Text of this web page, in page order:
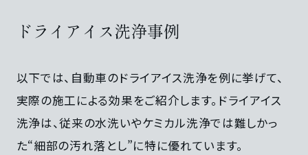
ドライアイス洗浄事例
以下では、自動車のドライアイス洗浄を例に挙げて、
実際の施工による効果をご紹介します。ドライアイス
洗浄は、従来の水洗いやケミカル洗浄では難しかっ
た“細部の汚れ落とし”に特に優れています。